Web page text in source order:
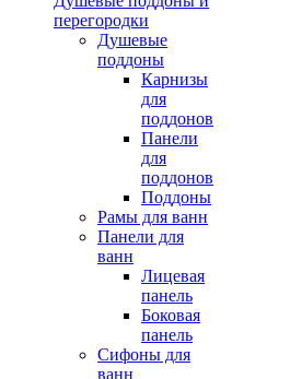
перегородки
Душевые
поддоны
Карнизы
для
поддонов
Панели
для
поддонов
Поддоны
Рамы для ванн
Панели для
ванн
Лицевая
панель
Боковая
панель
Сифоны для
ванн